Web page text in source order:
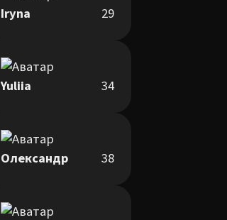
Iryna 29
Yuliia 34
Олександр 38